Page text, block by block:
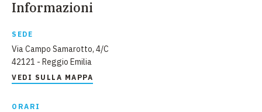
Informazioni
SEDE
Via Campo Samarotto, 4/C
42121 - Reggio Emilia
VEDI SULLA MAPPA
ORARI